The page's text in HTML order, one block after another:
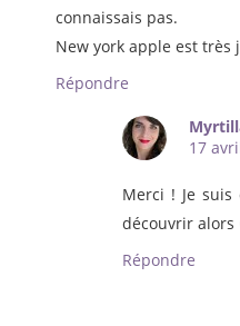
connaissais pas.
New york apple est très
Répondre
17
Merci ! Je
découvrir alors
Répondre